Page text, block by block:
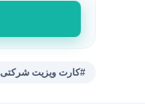
کارت
ویزیت
لایه
باز
#کارت ویزیت شرکتی